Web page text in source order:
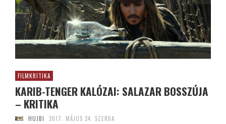
FILMKRITIKA
KARIB-TENGER KALÓZAI: SALAZAR BOSSZÚJA
– KRITIKA
HUJBI 2017. MÁJUS 24. SZERDA